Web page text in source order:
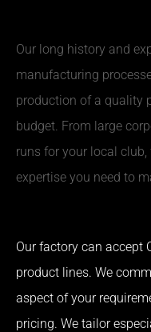
Our long history and
manufacturing
production of a quality
budget. From large
runs for your local
expertise you need to
Our factory can accept
product lines. We
aspect of your
pricing. We tailor